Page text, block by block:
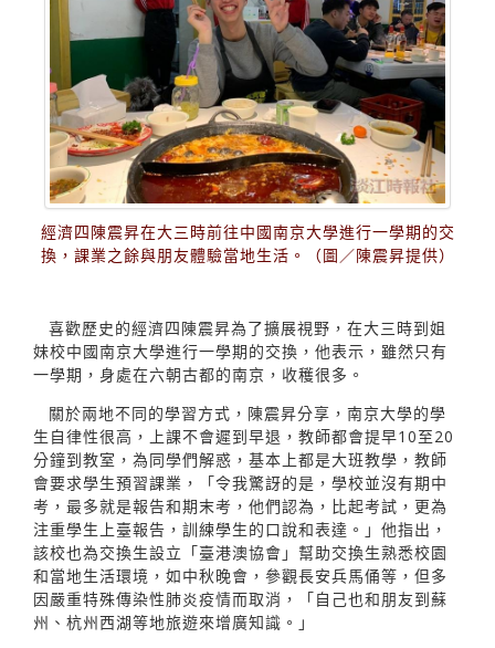
經濟四陳震昇在大三時前往中國南京大學進行一學期的交
換，課業之餘與朋友體驗當地生活。（圖／陳震昇提供）
喜歡歷史的經濟四陳震昇為了擴展視野，在大三時到姐
妹校中國南京大學進行一學期的交換，他表示，雖然只有
一學期，身處在六朝古都的南京，收穫很多。
關於兩地不同的學習方式，陳震昇分享，南京大學的學
生自律性很高，上課不會遲到早退，教師都會提早10至20
分鐘到教室，為同學們解惑，基本上都是大班教學，教師
會要求學生預習課業，「令我驚訝的是，學校並沒有期中
考，最多就是報告和期末考，他們認為，比起考試，更為
注重學生上臺報告，訓練學生的口說和表達。」他指出，
該校也為交換生設立「臺港澳協會」幫助交換生熟悉校園
和當地生活環境，如中秋晚會，參觀長安兵馬俑等，但多
因嚴重特殊傳染性肺炎疫情而取消，「自己也和朋友到蘇
州、杭州西湖等地旅遊來增廣知識。」